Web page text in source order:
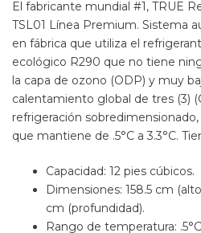
El fabricante mundial #1, TRUE
TSL01 Línea Premium. Sistema
en fábrica que utiliza el
ecológico R290 que no tiene
la capa de ozono (ODP) y muy
calentamiento global de tres (3)
refrigeración
que mantiene de .5°C a 3.3°C.
Capacidad: 12 pies cúbicos.
Dimensiones: 158.5 cm
cm (profundidad).
Rango de temperatura: